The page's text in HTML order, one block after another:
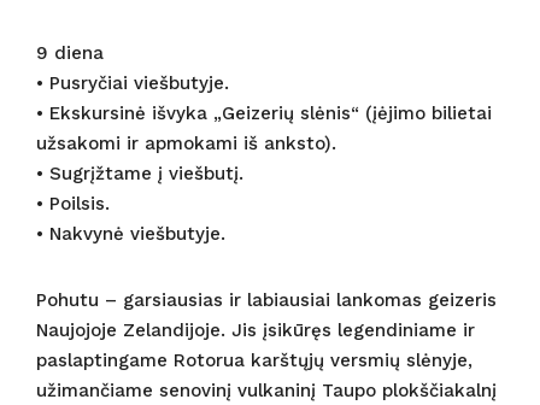
9 diena
• Pusryčiai viešbutyje.
• Ekskursinė išvyka „Geizerių slėnis“ (įėjimo bilietai
užsakomi ir apmokami iš anksto).
• Sugrįžtame į viešbutį.
• Poilsis.
• Nakvynė viešbutyje.
Pohutu – garsiausias ir labiausiai lankomas geizeris
Naujojoje Zelandijoje. Jis įsikūręs legendiniame ir
paslaptingame Rotorua karštųjų versmių slėnyje,
užimančiame senovinį vulkaninį Taupo plokščiakalnį